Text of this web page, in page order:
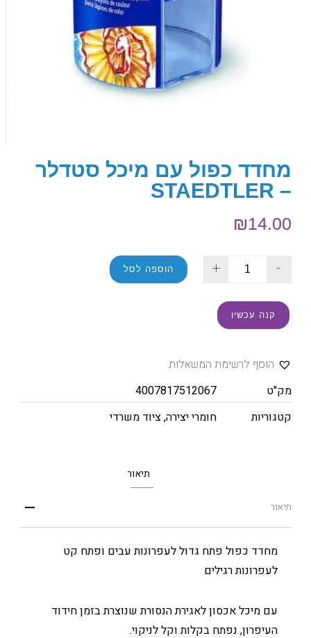
מחדד כפול עם מיכל סטדלר
– STAEDTLER
₪14.00
-
+ הוספה לסל
קנה עכשיו
הוסף לרשימת המשאלות
מק"ט
4007817512067
קטגוריות
חומרי יצירה,ציוד משרדי
תיאור
תיאור
מחדד כפול פתח גדול לעפרונות עבים ופתח קט
לעפרונות רגילים
עם מיכל אכסון לאגירת הנסורת שנוצרת בזמן חידוד
העיפרון, נפתח בקלות וקל לניקוי.